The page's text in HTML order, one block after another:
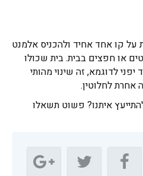
על קו אחד אחיד ולהכניס אלמנט
או חפצים בבית. בית שכולו
יפני לדוגמא, זה שינוי מהותי
אחרת לחלוטין.
איתנו? פשוט תשאלו